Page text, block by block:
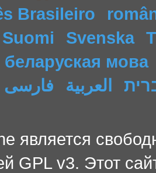
Brasileiro
Suomi Svenska
беларуская мова
العربية فارسی
является
GPL v3. Этот